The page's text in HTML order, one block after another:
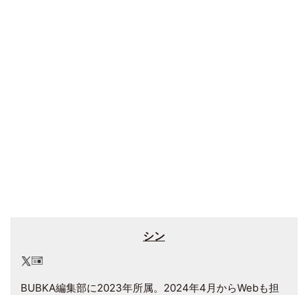
シン
BUBKA編集部に2023年所属。2024年4月からWebも担